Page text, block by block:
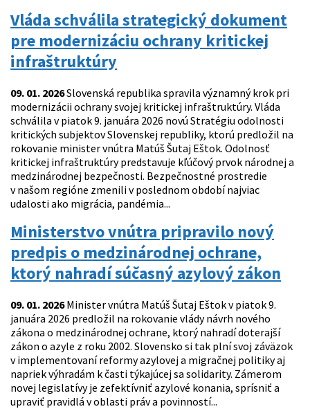
Vláda schválila strategický dokument
pre modernizáciu ochrany kritickej
infraštruktúry
09. 01. 2026Slovenská republika spravila významný krok pri
modernizácii ochrany svojej kritickej infraštruktúry. Vláda
schválila v piatok 9. januára 2026 novú Stratégiu odolnosti
kritických subjektov Slovenskej republiky, ktorú predložil na
rokovanie minister vnútra Matúš Šutaj Eštok. Odolnosť
kritickej infraštruktúry predstavuje kľúčový prvok národnej a
medzinárodnej bezpečnosti. Bezpečnostné prostredie
v našom regióne zmenili v poslednom období najviac
udalosti ako migrácia, pandémia...
Ministerstvo vnútra pripravilo nový
predpis o medzinárodnej ochrane,
ktorý nahradí súčasný azylový zákon
09. 01. 2026Minister vnútra Matúš Šutaj Eštok v piatok 9.
januára 2026 predložil na rokovanie vlády návrh nového
zákona o medzinárodnej ochrane, ktorý nahradí doterajší
zákon o azyle z roku 2002. Slovensko si tak plní svoj záväzok
v implementovaní reformy azylovej a migračnej politiky aj
napriek výhradám k časti týkajúcej sa solidarity. Zámerom
novej legislatívy je zefektívniť azylové konania, sprísniť a
upraviť pravidlá v oblasti práv a povinností...